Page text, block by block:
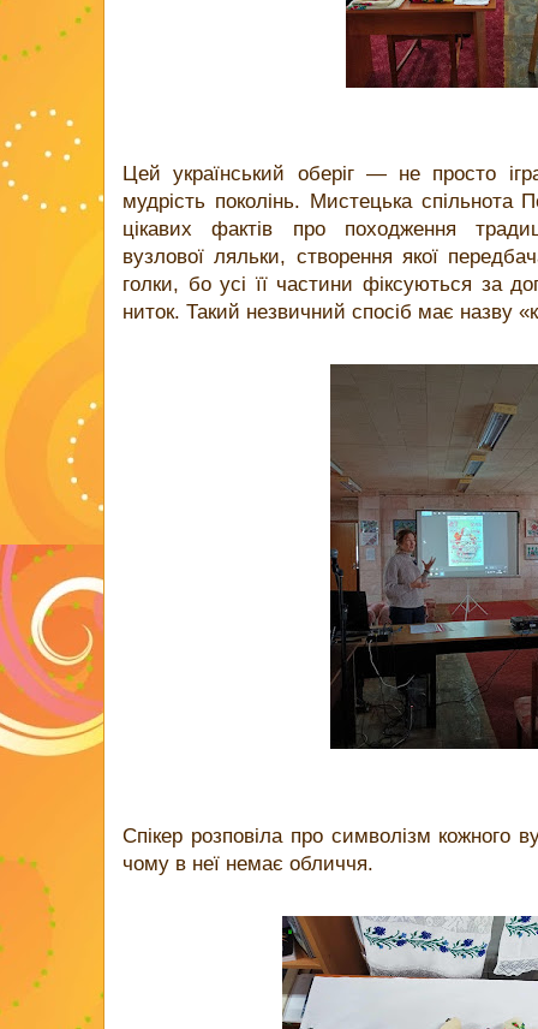
Цей український оберіг — не просто
мудрість поколінь. Мистецька спільнота
цікавих фактів про походження
вузлової ляльки, створення якої
голки, бо усі її частини фіксуються за
ниток. Такий незвичний спосіб має назву
Спікер розповіла про символізм кожного
чому в неї немає обличчя.